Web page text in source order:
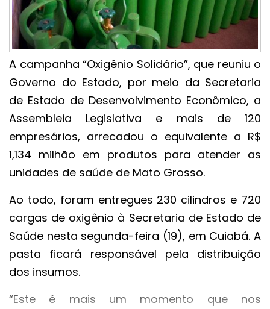
A campanha “Oxigênio Solidário”, que reuniu o
Governo do Estado, por meio da Secretaria
de Estado de Desenvolvimento Econômico, a
Assembleia Legislativa e mais de 120
empresários, arrecadou o equivalente a R$
1,134 milhão em produtos para atender as
unidades de saúde de Mato Grosso.
Ao todo, foram entregues 230 cilindros e 720
cargas de oxigênio à Secretaria de Estado de
Saúde nesta segunda-feira (19), em Cuiabá. A
pasta ficará responsável pela distribuição
dos insumos.
“Este é mais um momento que nos